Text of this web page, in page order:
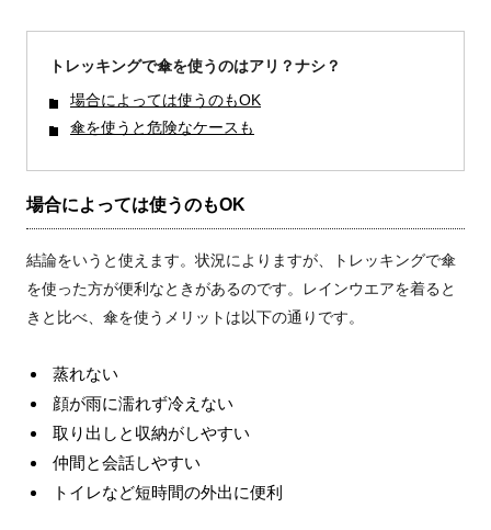
トレッキングで傘を使うのはアリ？ナシ？
場合によっては使うのもOK
傘を使うと危険なケースも
場合によっては使うのもOK
結論をいうと使えます。状況によりますが、トレッキングで傘
を使った方が便利なときがあるのです。レインウエアを着ると
きと比べ、傘を使うメリットは以下の通りです。
蒸れない
顔が雨に濡れず冷えない
取り出しと収納がしやすい
仲間と会話しやすい
トイレなど短時間の外出に便利